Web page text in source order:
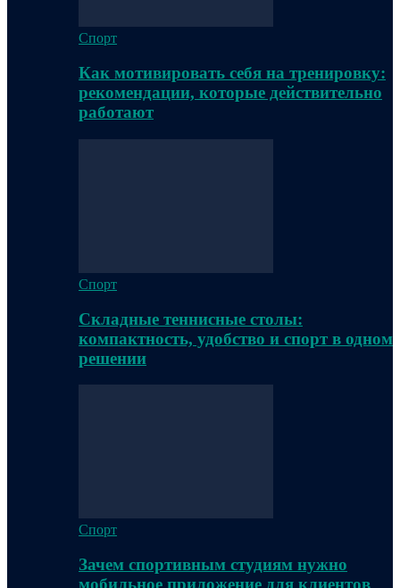
Спорт
Как мотивировать себя на тренировку:
рекомендации, которые действительно
работают
Спорт
Складные теннисные столы:
компактность, удобство и спорт в одном
решении
Спорт
Зачем спортивным студиям нужно
мобильное приложение для клиентов